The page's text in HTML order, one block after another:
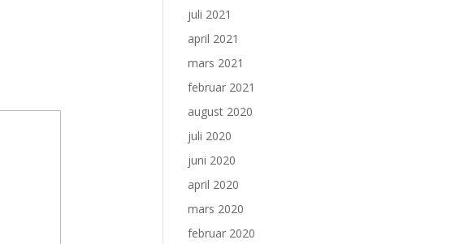
juli 2021
april 2021
mars 2021
februar 2021
august 2020
juli 2020
juni 2020
april 2020
mars 2020
februar 2020